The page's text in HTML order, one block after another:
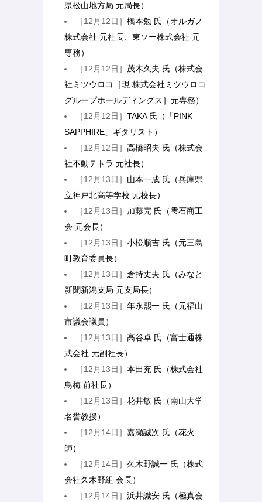
県松山地方局 元局長）
［12月12日］橋本勉 氏（オルガノ
株式会社 元社長、東ソー株式会社 元
専務）
［12月12日］ 茂木久夫 氏（株式会
社ミツウロコ［現 株式会社ミツウロコ
グループホールディングス］元専務）
［12月12日］TAKA 氏（「PINK
SAPPHIRE」ギタリスト）
［12月12日］高橋昭夫 氏（株式会
社不動テトラ 元社長）
［12月13日］ 山本一成 氏（兵庫県
立神戸北高等学校 元校長）
［12月13日］ 加藤完 氏（雫石商工
会 元会長）
［12月13日］小松順吉 氏（元三島
町教育委員長）
［12月13日］倉持丈夫 氏（みなと
新聞新潟支局 元支局長）
［12月13日］年永熙一 氏（元福山
市議会議員）
［12月13日］高谷卓 氏（富士通株
式会社 元副社長）
［12月13日］本田充 氏（株式会社
鳥梅 前社長）
［12月13日］花井敏 氏（南山大学
名誉教授）
［12月14日］嘉瀬誠次 氏（花火
師）
［12月14日］ 久木野誠一 氏（株式
会社久木野組 会長）
［12月14日］浜井識安 氏（極真会